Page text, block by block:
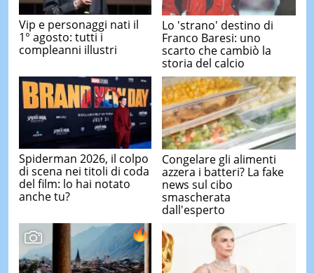
Vip e personaggi nati il
1° agosto: tutti i
compleanni illustri
Lo 'strano' destino di
Franco Baresi: uno
scarto che cambiò la
storia del calcio
Spiderman 2026, il colpo
di scena nei titoli di coda
del film: lo hai notato
anche tu?
Congelare gli alimenti
azzera i batteri? La fake
news sul cibo
smascherata
dall'esperto